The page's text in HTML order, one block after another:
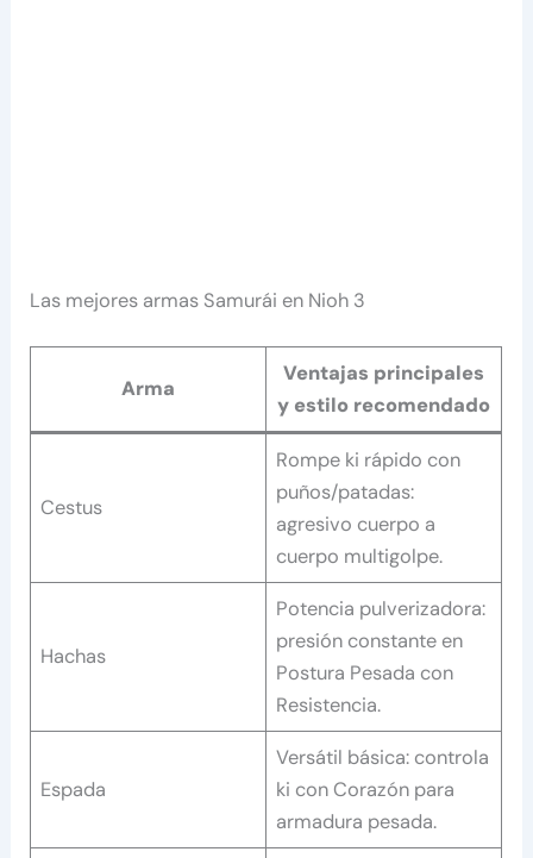
Las mejores armas Samurái en Nioh 3
Arma
Ventajas principales
y estilo recomendado
Cestus
Rompe ki rápido con
puños/patadas:
agresivo cuerpo a
cuerpo multigolpe.
Hachas
Potencia pulverizadora:
presión constante en
Postura Pesada con
Resistencia.
Espada
Versátil básica: controla
ki con Corazón para
armadura pesada.